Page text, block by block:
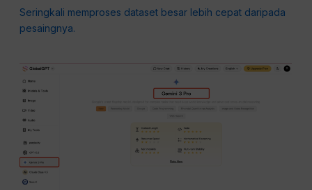
Seringkali memproses dataset besar lebih cepat daripada
pesaingnya.